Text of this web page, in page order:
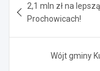
wpisu
2,1 mln zł na
Prochowicach!
Wójt gminy